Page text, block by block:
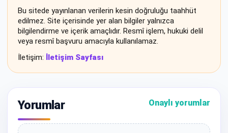
Bu sitede yayınlanan verilerin kesin doğruluğu taahhüt
edilmez. Site içerisinde yer alan bilgiler yalnızca
bilgilendirme ve içerik amaçlıdır. Resmî işlem, hukuki delil
veya resmî başvuru amacıyla kullanılamaz.
İletişim:
İletişim Sayfası
Yorumlar Onaylı yorumlar